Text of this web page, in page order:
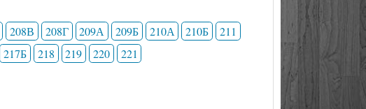
208В 208Г 209А 209Б 210А 210Б
211
217Б 218 219 220 221